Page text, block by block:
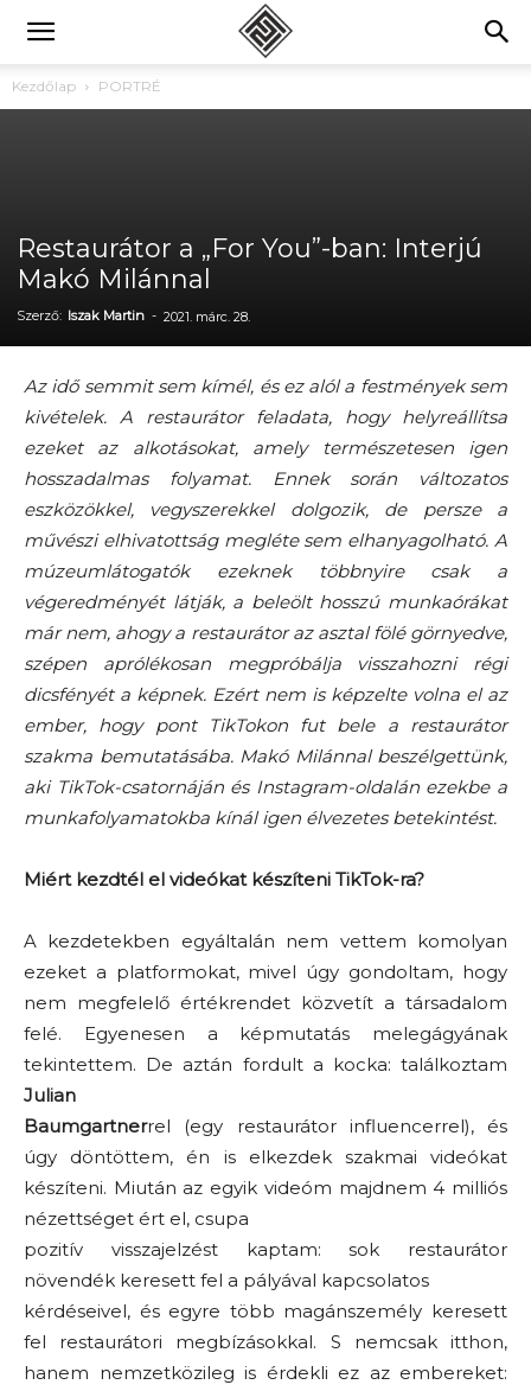
Kezdőlap PORTRÉ
Restaurátor a „For You”-ban: Interjú
Makó Milánnal
Szerző: Iszak Martin - 2021. márc. 28.
Az idő semmit sem kímél, és ez alól a festmények sem
kivételek. A restaurátor feladata, hogy helyreállítsa
ezeket az alkotásokat, amely természetesen igen
hosszadalmas folyamat. Ennek során változatos
eszközökkel, vegyszerekkel dolgozik, de persze a
művészi elhivatottság megléte sem elhanyagolható. A
múzeumlátogatók ezeknek többnyire csak a
végeredményét látják, a beleölt hosszú munkaórákat
már nem, ahogy a restaurátor az asztal fölé görnyedve,
szépen aprólékosan megpróbálja visszahozni régi
dicsfényét a képnek. Ezért nem is képzelte volna el az
ember, hogy pont TikTokon fut bele a restaurátor
szakma bemutatásába. Makó Milánnal beszélgettünk,
aki TikTok-csatornáján és Instagram-oldalán ezekbe a
munkafolyamatokba kínál igen élvezetes betekintést.
Miért kezdtél el videókat készíteni TikTok-ra?
A kezdetekben egyáltalán nem vettem komolyan
ezeket a platformokat, mivel úgy gondoltam, hogy
nem megfelelő értékrendet közvetít a társadalom
felé. Egyenesen a képmutatás melegágyának
tekintettem. De aztán fordult a kocka: találkoztam
Julian
Baumgartnerrel (egy restaurátor influencerrel), és
úgy döntöttem, én is elkezdek szakmai videókat
készíteni. Miután az egyik videóm majdnem 4 milliós
nézettséget ért el, csupa
pozitív visszajelzést kaptam: sok restaurátor
növendék keresett fel a pályával kapcsolatos
kérdéseivel, és egyre több magánszemély keresett
fel restaurátori megbízásokkal. S nemcsak itthon,
hanem nemzetközileg is érdekli ez az embereket: